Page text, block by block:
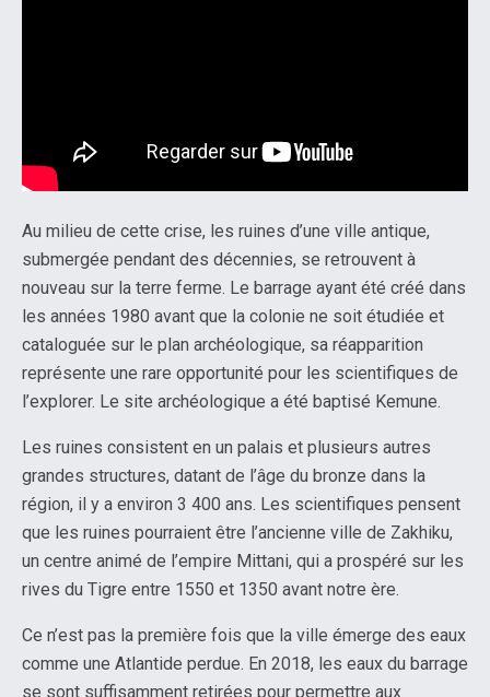
Au milieu de cette crise, les ruines d’une ville antique,
submergée pendant des décennies, se retrouvent à
nouveau sur la terre ferme. Le barrage ayant été créé dans
les années 1980 avant que la colonie ne soit étudiée et
cataloguée sur le plan archéologique, sa réapparition
représente une rare opportunité pour les scientifiques de
l’explorer. Le site archéologique a été baptisé Kemune.
Les ruines consistent en un palais et plusieurs autres
grandes structures, datant de l’âge du bronze dans la
région, il y a environ 3 400 ans. Les scientifiques pensent
que les ruines pourraient être l’ancienne ville de Zakhiku,
un centre animé de l’empire Mittani, qui a prospéré sur les
rives du Tigre entre 1550 et 1350 avant notre ère.
Ce n’est pas la première fois que la ville émerge des eaux
comme une Atlantide perdue. En 2018, les eaux du barrage
se sont suffisamment retirées pour permettre aux